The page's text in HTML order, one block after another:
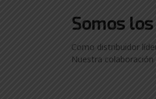
Somos
Como distribuidor
Nuestra